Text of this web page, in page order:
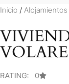
Inicio / Alojamientos
VOLARE
RATING: 0